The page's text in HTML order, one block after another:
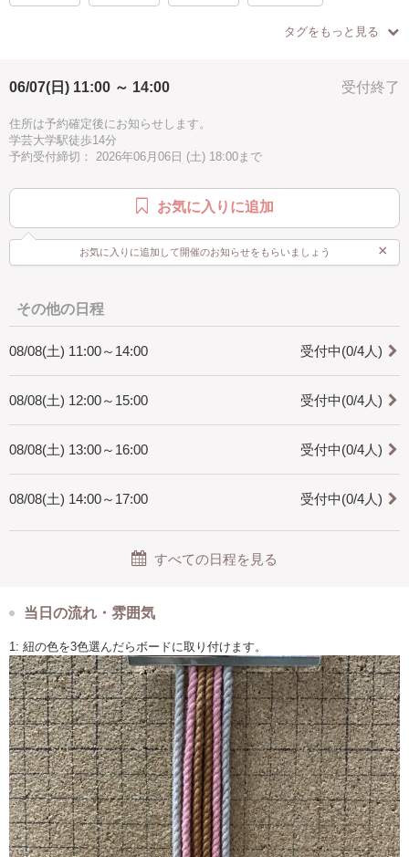
・ロープの色が選べます。（時期により色は異なります）
[どんな人が対象?]
[所要時間]
・2.5時間にしていますが、個人差がありますので2.5時間以上かかること
時間に余裕をもってお越しください。
[是非知ってほしい]
・マクラメ編みは手で紐を結びデザインを作り出すことの出来る技法で
是非体験してみてください。
ピンク
ブルー グレー 中級
タグをもっと見る
受付終了
06/07(日) 11:00 ～ 14:00
住所は予約確定後にお知らせします。
学芸大学駅徒歩14分
予約受付締切： 2026年06月06日 (土) 18:00まで
お気に入りに追加
お気に入りに追加して開催のお知らせをもらいましょう ×
その他の日程
受付中(0/4人)
08/08(土) 11:00～14:00
受付中(0/4人)
08/08(土) 12:00～15:00
受付中(0/4人)
08/08(土) 13:00～16:00
受付中(0/4人)
08/08(土) 14:00～17:00
すべての日程を見る
当日の流れ・雰囲気
1: 紐の色を3色選んだらボードに取り付けます。